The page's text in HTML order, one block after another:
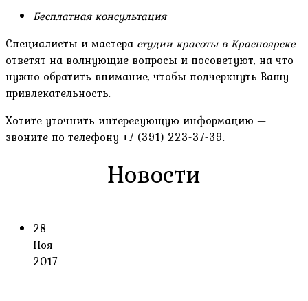
Бесплатная консультация
Специалисты и мастера студии красоты в Красноярске
ответят на волнующие вопросы и посоветуют, на что
нужно обратить внимание, чтобы подчеркнуть Вашу
привлекательность.
Хотите уточнить интересующую информацию —
звоните по телефону +7 (391) 223-37-39.
Новости
28
Ноя
2017